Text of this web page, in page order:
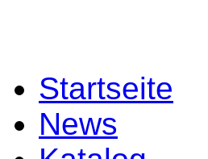
Startseite
News